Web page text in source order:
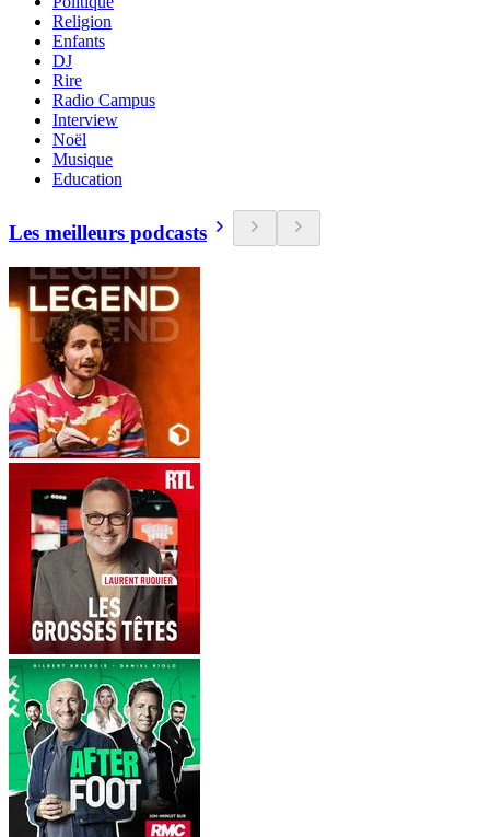
Religion
Enfants
DJ
Rire
Radio Campus
Interview
Noël
Musique
Education
Les meilleurs podcasts